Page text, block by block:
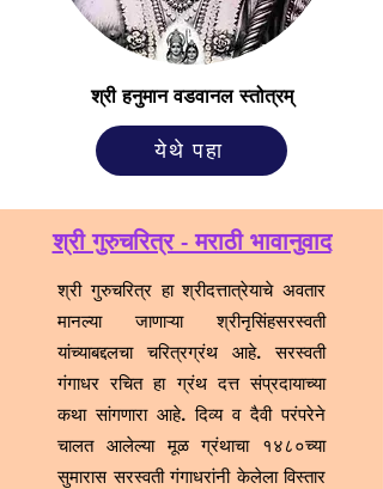
श्री हनुमान वडवानल स्तोत्रम्
येथे पहा
श्री गुरुचरित्र - मराठी भावानुवाद
श्री गुरुचरित्र हा श्रीदत्तात्रेयाचे अवतार
मानल्या जाणाऱ्या श्रीनृसिंहसरस्वती
यांच्याबद्दलचा चरित्रग्रंथ आहे. सरस्वती
गंगाधर रचित हा ग्रंथ दत्त संप्रदायाच्या
कथा सांगणारा आहे. दिव्य व दैवी परंपरेने
चालत आलेल्या मूळ ग्रंथाचा १४८०च्या
सुमारास सरस्वती गंगाधरांनी केलेला विस्तार